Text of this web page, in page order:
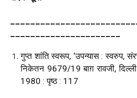
गुप्त शांति स्वरूप, ‘उपन्यास : स्वरुप,
निकेतन 9679/19 बाग़ रावजी,
1980 : पृष्ठ : 117